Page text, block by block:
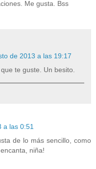
Me gusta. Bss
de 2013 a las 19:17
te guste. Un besito.
a las 0:51
de lo más sencillo, como
niña!